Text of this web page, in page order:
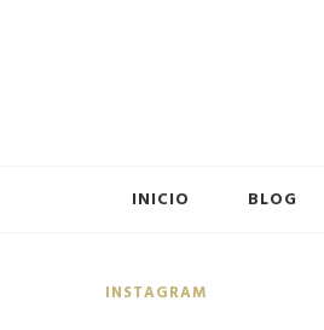
INICIO BLOG
INSTAGRAM